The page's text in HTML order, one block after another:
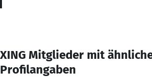
XING Mitglieder mit
Profilangaben